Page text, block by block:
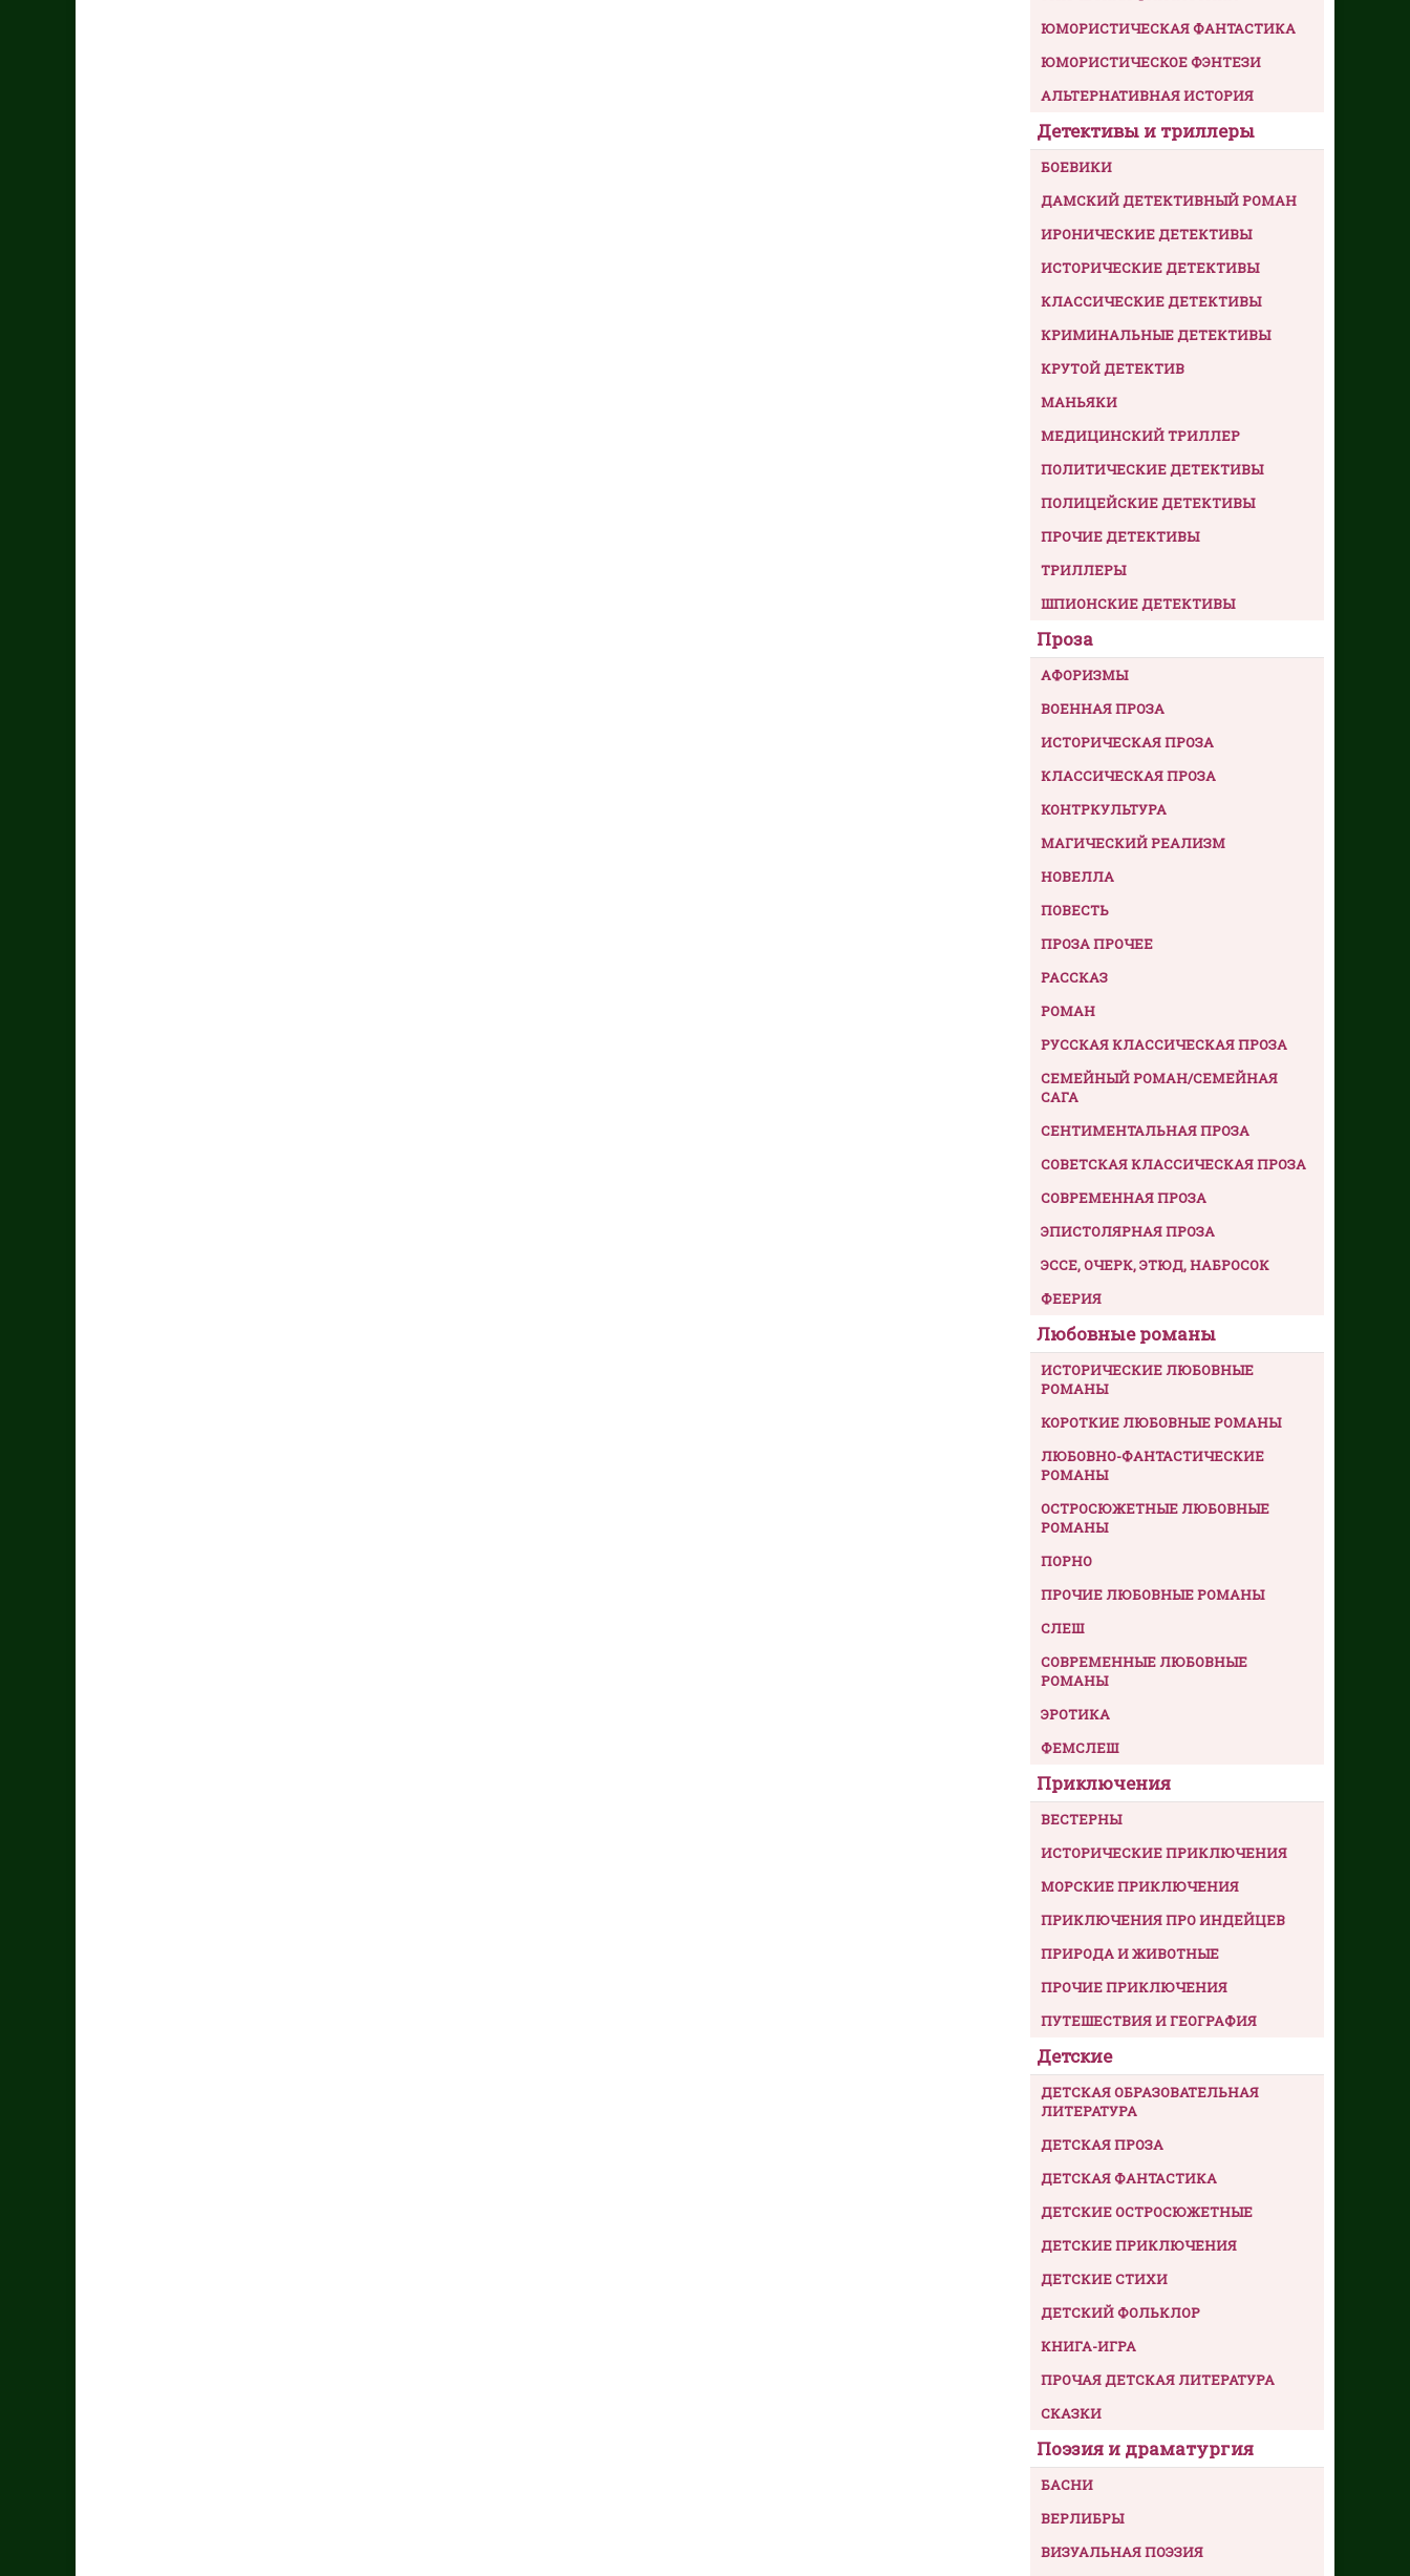
ЮМОРИСТИЧЕСКАЯ ФАНТАСТИКА
ЮМОРИСТИЧЕСКОЕ ФЭНТЕЗИ
АЛЬТЕРНАТИВНАЯ ИСТОРИЯ
Детективы и триллеры
БОЕВИКИ
ДАМСКИЙ ДЕТЕКТИВНЫЙ РОМАН
ИРОНИЧЕСКИЕ ДЕТЕКТИВЫ
ИСТОРИЧЕСКИЕ ДЕТЕКТИВЫ
КЛАССИЧЕСКИЕ ДЕТЕКТИВЫ
КРИМИНАЛЬНЫЕ ДЕТЕКТИВЫ
КРУТОЙ ДЕТЕКТИВ
МАНЬЯКИ
МЕДИЦИНСКИЙ ТРИЛЛЕР
ПОЛИТИЧЕСКИЕ ДЕТЕКТИВЫ
ПОЛИЦЕЙСКИЕ ДЕТЕКТИВЫ
ПРОЧИЕ ДЕТЕКТИВЫ
ТРИЛЛЕРЫ
ШПИОНСКИЕ ДЕТЕКТИВЫ
Проза
АФОРИЗМЫ
ВОЕННАЯ ПРОЗА
ИСТОРИЧЕСКАЯ ПРОЗА
КЛАССИЧЕСКАЯ ПРОЗА
КОНТРКУЛЬТУРА
МАГИЧЕСКИЙ РЕАЛИЗМ
НОВЕЛЛА
ПОВЕСТЬ
ПРОЗА ПРОЧЕЕ
РАССКАЗ
РОМАН
РУССКАЯ КЛАССИЧЕСКАЯ ПРОЗА
СЕМЕЙНЫЙ РОМАН/СЕМЕЙНАЯ
САГА
СЕНТИМЕНТАЛЬНАЯ ПРОЗА
СОВЕТСКАЯ КЛАССИЧЕСКАЯ ПРОЗА
СОВРЕМЕННАЯ ПРОЗА
ЭПИСТОЛЯРНАЯ ПРОЗА
ЭССЕ, ОЧЕРК, ЭТЮД, НАБРОСОК
ФЕЕРИЯ
Любовные романы
ИСТОРИЧЕСКИЕ ЛЮБОВНЫЕ
РОМАНЫ
КОРОТКИЕ ЛЮБОВНЫЕ РОМАНЫ
ЛЮБОВНО-ФАНТАСТИЧЕСКИЕ
РОМАНЫ
ОСТРОСЮЖЕТНЫЕ ЛЮБОВНЫЕ
РОМАНЫ
ПОРНО
ПРОЧИЕ ЛЮБОВНЫЕ РОМАНЫ
СЛЕШ
СОВРЕМЕННЫЕ ЛЮБОВНЫЕ
РОМАНЫ
ЭРОТИКА
ФЕМСЛЕШ
Приключения
ВЕСТЕРНЫ
ИСТОРИЧЕСКИЕ ПРИКЛЮЧЕНИЯ
МОРСКИЕ ПРИКЛЮЧЕНИЯ
ПРИКЛЮЧЕНИЯ ПРО ИНДЕЙЦЕВ
ПРИРОДА И ЖИВОТНЫЕ
ПРОЧИЕ ПРИКЛЮЧЕНИЯ
ПУТЕШЕСТВИЯ И ГЕОГРАФИЯ
Детские
ДЕТСКАЯ ОБРАЗОВАТЕЛЬНАЯ
ЛИТЕРАТУРА
ДЕТСКАЯ ПРОЗА
ДЕТСКАЯ ФАНТАСТИКА
ДЕТСКИЕ ОСТРОСЮЖЕТНЫЕ
ДЕТСКИЕ ПРИКЛЮЧЕНИЯ
ДЕТСКИЕ СТИХИ
ДЕТСКИЙ ФОЛЬКЛОР
КНИГА-ИГРА
ПРОЧАЯ ДЕТСКАЯ ЛИТЕРАТУРА
СКАЗКИ
Поэзия и драматургия
БАСНИ
ВЕРЛИБРЫ
ВИЗУАЛЬНАЯ ПОЭЗИЯ